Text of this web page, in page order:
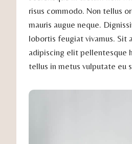
risus commodo. Non tellus
mauris augue neque.
lobortis feugiat vivamus. Sit
adipiscing elit pellentesque
tellus in metus vulputate eu